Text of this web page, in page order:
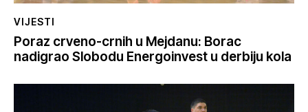
VIJESTI
Poraz crveno-crnih u Mejdanu: Borac
nadigrao Slobodu Energoinvest u derbiju kola